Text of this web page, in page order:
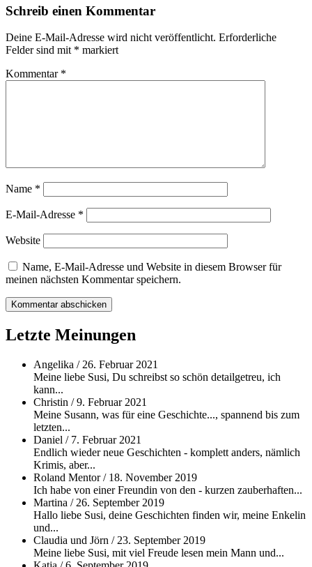
Schreib einen Kommentar
Deine E-Mail-Adresse wird nicht veröffentlicht. Erforderliche
Felder sind mit * markiert
Kommentar *
Name *
E-Mail-Adresse *
Website
Name, E-Mail-Adresse und Website in diesem Browser für
meinen nächsten Kommentar speichern.
Letzte Meinungen
Angelika / 26. Februar 2021
Meine liebe Susi, Du schreibst so schön detailgetreu, ich
kann...
Christin /9. Februar 2021
Meine Susann, was für eine Geschichte..., spannend bis zum
letzten...
Daniel / 7. Februar 2021
Endlich wieder neue Geschichten - komplett anders, nämlich
Krimis, aber...
Roland Mentor/ 18. November 2019
Ich habe von einer Freundin von den - kurzen zauberhaften...
Martina / 26. September 2019
Hallo liebe Susi, deine Geschichten finden wir, meine Enkelin
und...
Claudia und Jörn / 23. September 2019
Meine liebe Susi, mit viel Freude lesen mein Mann und...